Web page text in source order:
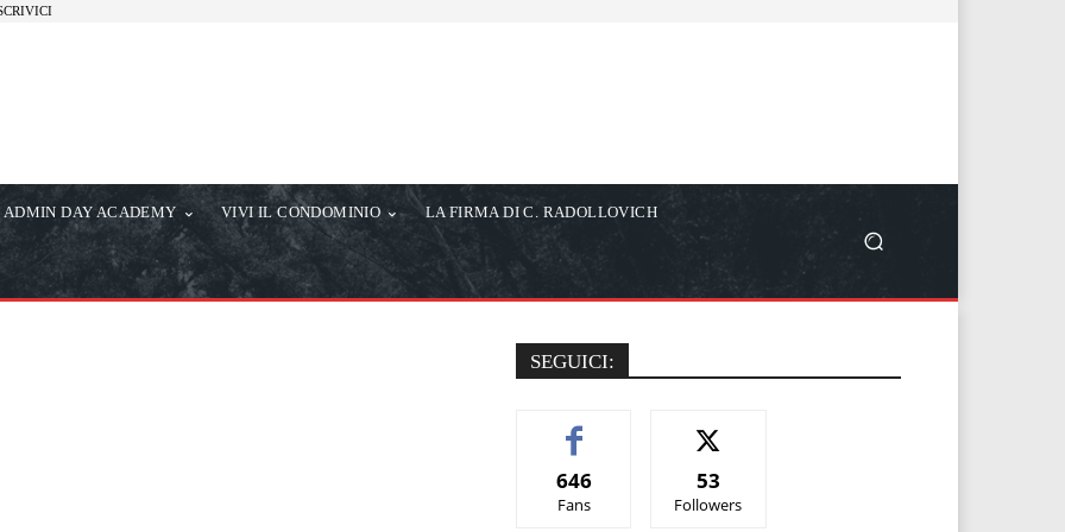
ADMIN DAY ACADEMY VIVI IL CONDOMINIO LA FIRMA DI C. RADOLLOVICH
SEGUICI:
646
Fans
53
Followers